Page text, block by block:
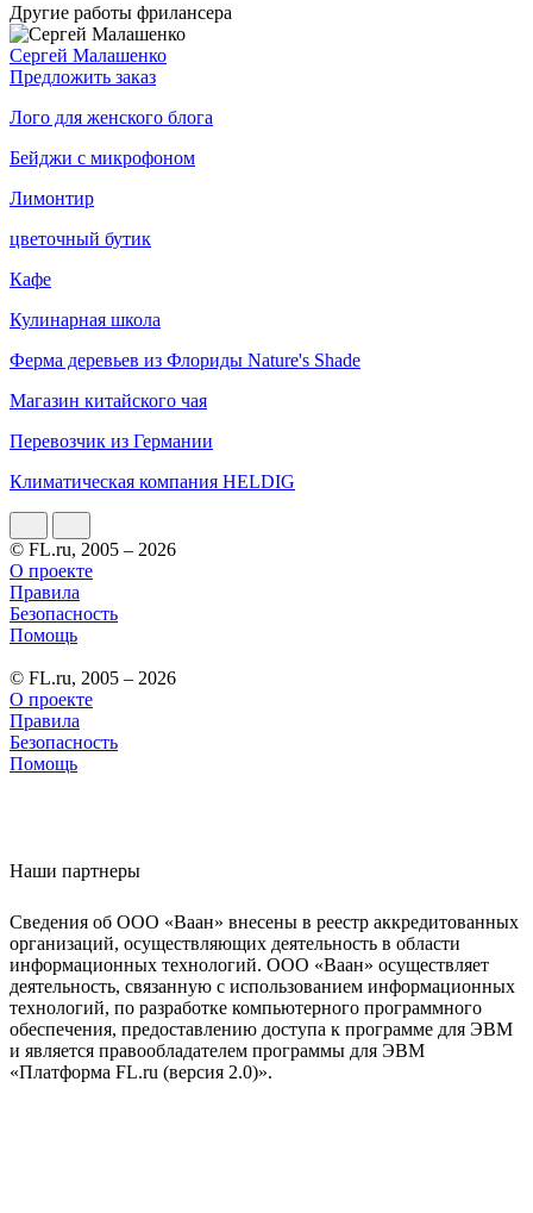
Другие работы фрилансера
Сергей Малашенко
Предложить заказ
Лого для женского блога
Бейджи с микрофоном
Лимонтир
цветочный бутик
Кафе
Кулинарная школа
Ферма деревьев из Флориды Nature's Shade
Магазин китайского чая
Перевозчик из Германии
Климатическая компания HELDIG
© FL.ru, 2005 – 2026
О проекте
Правила
Безопасность
Помощь
© FL.ru, 2005 – 2026
О проекте
Правила
Безопасность
Помощь
Наши партнеры
Сведения об ООО «Ваан» внесены в реестр аккредитованных
организаций, осуществляющих деятельность в области
информационных технологий. ООО «Ваан» осуществляет
деятельность, связанную с использованием информационных
технологий, по разработке компьютерного программного
обеспечения, предоставлению доступа к программе для ЭВМ
и является правообладателем программы для ЭВМ
«Платформа FL.ru (версия 2.0)».